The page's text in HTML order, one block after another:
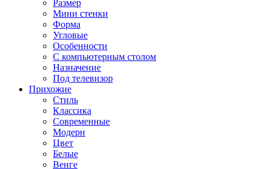
Размер
Мини стенки
Форма
Угловые
Особенности
С компьютерным столом
Назначение
Под телевизор
Прихожие
Стиль
Классика
Современные
Модерн
Цвет
Белые
Венге